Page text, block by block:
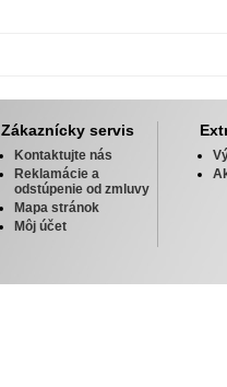
Zákaznícky servis
Kontaktujte nás
Reklamácie a
odstúpenie od zmluvy
Mapa stránok
Môj účet